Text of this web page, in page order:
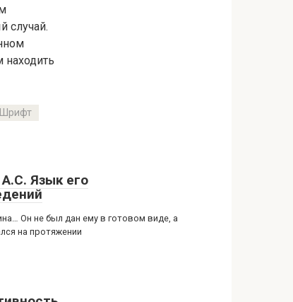
случай.
Шрифт
Язык его
Он не был дан ему в готовом виде, а
на протяжении